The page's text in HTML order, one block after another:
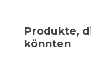
Produkte,
könnten